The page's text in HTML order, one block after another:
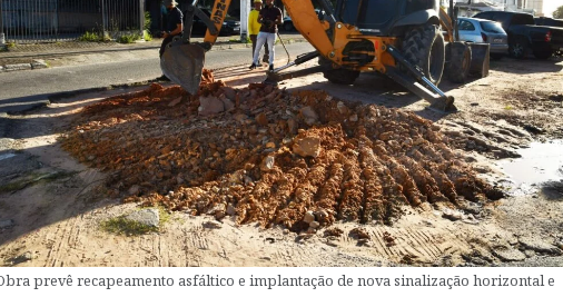
prevê recapeamento asfáltico e implantação de nova sinalização horizontal e